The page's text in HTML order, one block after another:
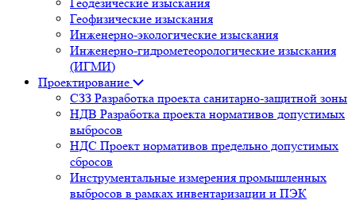
Геофизические изыскания
Инженерно-экологические изыскания
Инженерно-гидрометеорологические изыскания
(ИГМИ)
Проектирование
СЗЗ Разработка проекта санитарно-защитной зоны
НДВ Разработка проекта нормативов допустимых
выбросов
НДС Проект нормативов предельно допустимых
сбросов
Инструментальные измерения промышленных
выбросов в рамках инвентаризации и ПЭК